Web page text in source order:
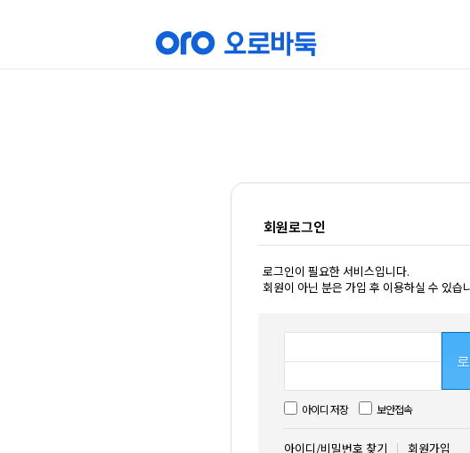
회원로그인
로그인이 필요한 서비스입니다.
회원이 아닌 분은 가입 후 이용하실 수 있습
아이디 저장 보안접속
아이디/비밀번호 찾기 회원가입